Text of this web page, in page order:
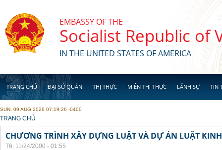
EMBASSY OF THE
Socialist Republic of
IN THE UNITED STATES OF AMERICA
TRANG CHỦ ĐẠI SỨ QUÁN THỊ THỰC MIỄN THỊ THỰC LÃNH SỰ TIN
SUN, 09 AUG 2026 07:19:26 -0400
YOU ARE HERE
TRANG CHỦ
CHƯƠNG TRÌNH XÂY DỰNG LUẬT VÀ DỰ ÁN LUẬT
T6, 11/24/2000 - 01:55